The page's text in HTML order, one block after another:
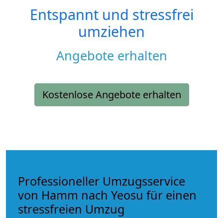
Entspannt und stressfrei
umziehen
Angebote erhalten
Kostenlose Angebote erhalten
Professioneller Umzugsservice
von Hamm nach Yeosu für einen
stressfreien Umzug